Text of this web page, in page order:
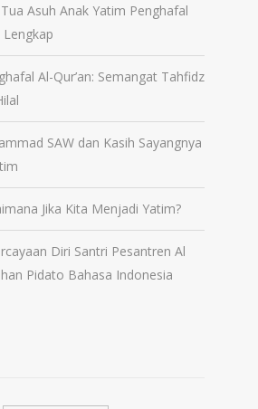
Asuh Anak Yatim Penghafal
Al-Qur’an: Semangat Tahfidz
SAW dan Kasih Sayangnya
Jika Kita Menjadi Yatim?
Diri Santri Pesantren Al
Pidato Bahasa Indonesia